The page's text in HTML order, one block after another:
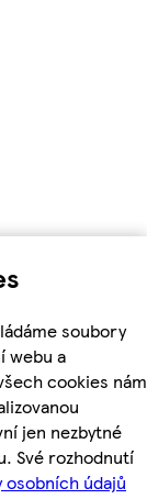
soubory
webu a
cookies nám
jen nezbytné
Své rozhodnutí
osobních údajů